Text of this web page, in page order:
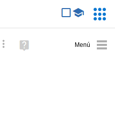
Búsqueda avanzada
Ayuda
(en